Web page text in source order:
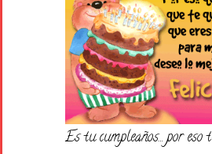
Festividad
Es tu cumpleaños… por eso